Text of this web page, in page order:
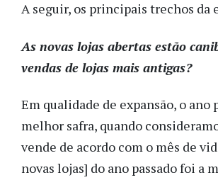
A seguir, os principais trechos da
As novas lojas abertas estão
vendas de lojas mais antigas?
Em qualidade de expansão, o ano
melhor safra, quando
vende de acordo com o mês de
novas lojas] do ano passado foi a